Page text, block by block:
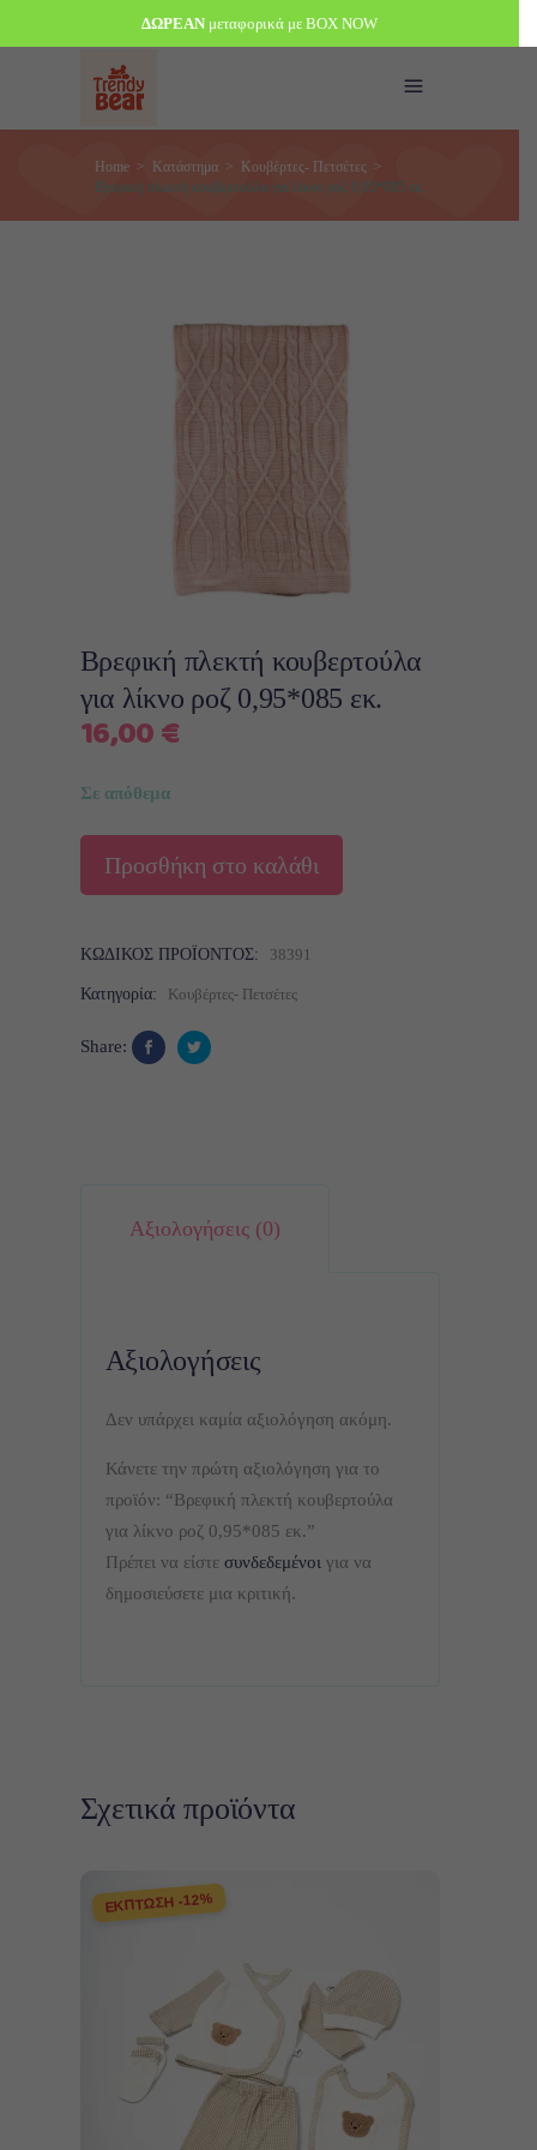
Home> Κατάστημα> Κουβέρτες- Πετσέτες >
Βρεφική πλεκτή κουβερτούλα για λίκνο ροζ 0,95*085 εκ.
Βρεφική πλεκτή κουβερτούλα
για λίκνο ροζ 0,95*085 εκ.
16,00€
Σε απόθεμα
Προσθήκη στο καλάθι
ΚΩΔΙΚΌΣ ΠΡΟΪΌΝΤΟΣ: 38391
Κατηγορία: Κουβέρτες- Πετσέτες
Share:
Αξιολογήσεις (0)
Αξιολογήσεις
Δεν υπάρχει καμία αξιολόγηση ακόμη.
Κάνετε την πρώτη αξιολόγηση για το
προϊόν: “Βρεφική πλεκτή κουβερτούλα
για λίκνο ροζ 0,95*085 εκ.”
Πρέπει να είστε συνδεδεμένοι για να
δημοσιεύσετε μια κριτική.
Σχετικά προϊόντα
ΕΚΠΤΩΣΗ -12%
Προσθήκη στο καλάθι
ΔΩΡΕΑΝ μεταφορικά με BOX NOW